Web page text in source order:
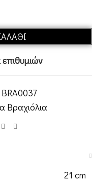
BRA0037
Βραχιόλια
21 cm